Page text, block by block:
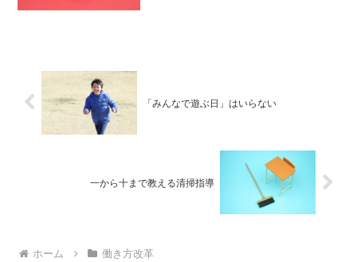
「みんなで遊ぶ日」はいらない
一から十まで教える清掃指導
ホーム 働き方改革